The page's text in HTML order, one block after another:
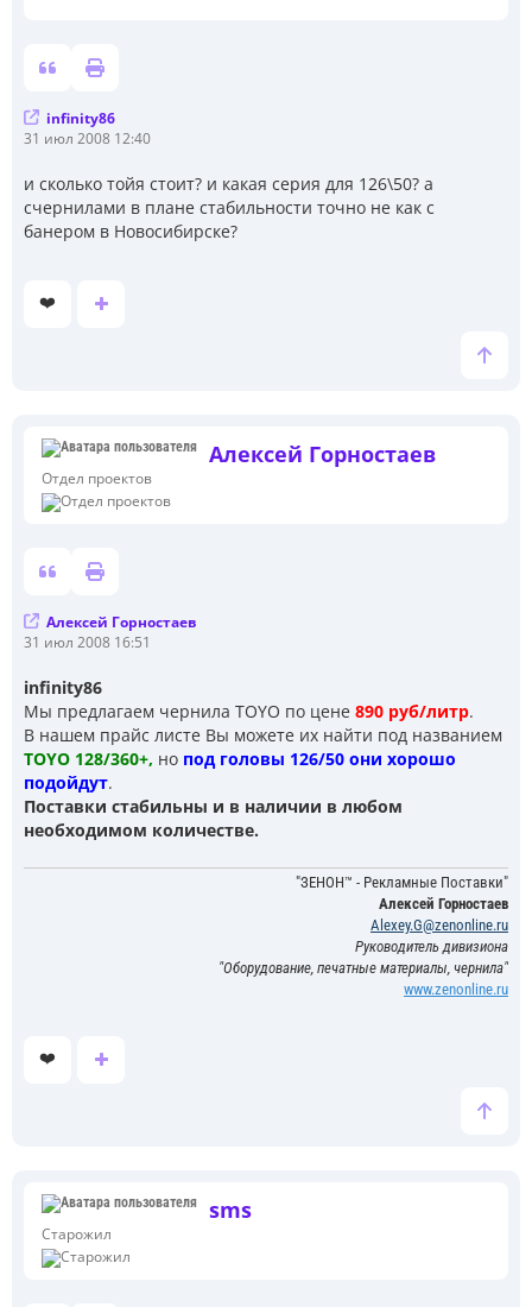
С
б
щ
е
infinity86
31 июл 2008 12:40
и сколько тойя стоит? и какая серия для 126\50? а
счернилами в плане стабильности точно не как с
банером в Новосибирске?
❤️
Алексей Горностаев
Отдел проектов
С
о
б
щ
е
н
и
е
Алексей Горностаев
31 июл 2008 16:51
infinity86
Мы предлагаем чернила TOYO по цене 890 руб/литр.
В нашем прайс листе Вы можете их найти под названием
TOYO 128/360+, но под головы 126/50 они хорошо
подойдут.
Поставки стабильны и в наличии в любом
необходимом количестве.
"ЗЕНОН™ - Рекламные Поставки"
Алексей Горностаев
Alexey.G@zenonline.ru
Руководитель дивизиона
"Оборудование, печатные материалы, чернила"
www.zenonline.ru
❤️
sms
Старожил